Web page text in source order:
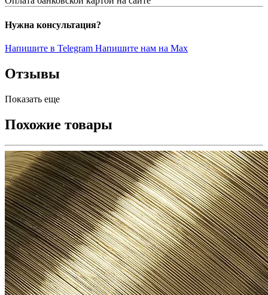
Нужна консультация?
Напишите в Telegram Напишите нам на Max
Отзывы
Показать еще
Похожие товары